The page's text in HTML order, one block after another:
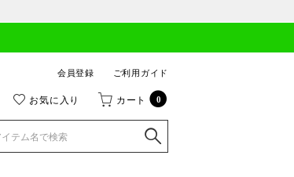
会員登録 ご利用ガイド
お気に入り カート 0